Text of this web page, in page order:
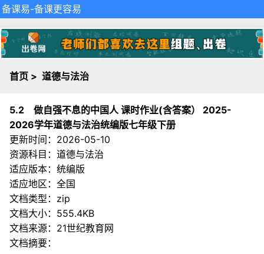
备课易-备课更容易
首页 > 道德与法治
5.2 做自强不息的中国人 课时作业(含答案） 2025-
2026学年道德与法治统编版七年级下册
更新时间：2026-05-10
资源科目：道德与法治
适应版本：统编版
适应地区：全国
文档类型：zip
文档大小：555.4KB
文档来源： 21世纪教育网
文档摘要：